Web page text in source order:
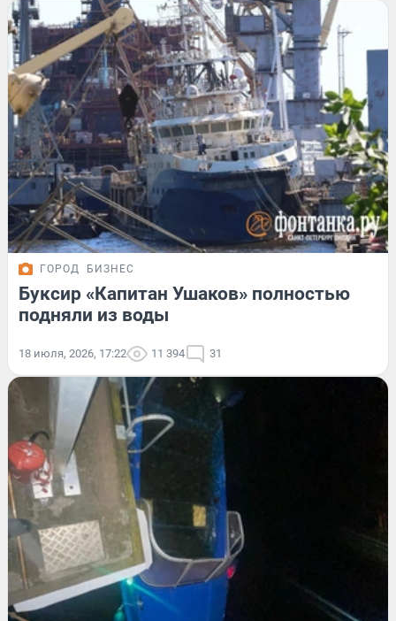
ГОРОД БИЗНЕС
Буксир «Капитан Ушаков» полностью
подняли из воды
18 июля, 2026, 17:22 11 394 31